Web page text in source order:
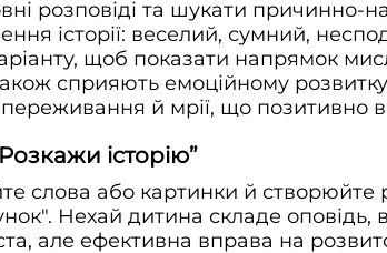
розповіді та шукати причинно-
історії: веселий, сумний,
щоб показати напрямок
сприяють емоційному
й мрії, що позитивно
історію”
слова або картинки й створюйте
Нехай дитина складе оповідь,
але ефективна вправа на